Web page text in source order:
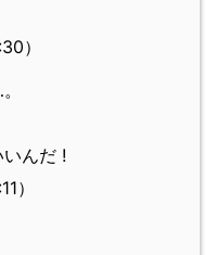
）
んだ !
）